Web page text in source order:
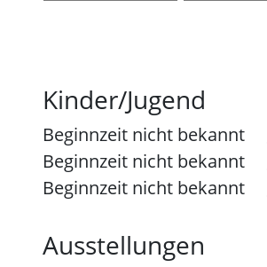
Kinder/Jugend
Beginnzeit nicht bekannt
Beginnzeit nicht bekannt
Beginnzeit nicht bekannt
Ausstellungen